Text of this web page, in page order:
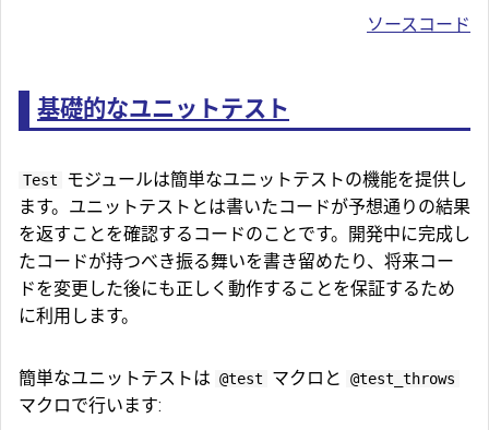
ソースコード
基礎的なユニットテスト
Test
モジュールは簡単なユニットテストの機能を提供し
ます。ユニットテストとは書いたコードが予想通りの結果
を返すことを確認するコードのことです。開発中に完成し
たコードが持つべき振る舞いを書き留めたり、将来コー
ドを変更した後にも正しく動作することを保証するため
に利用します。
簡単なユニットテストは @test マクロと @test_throws
マクロで行います: